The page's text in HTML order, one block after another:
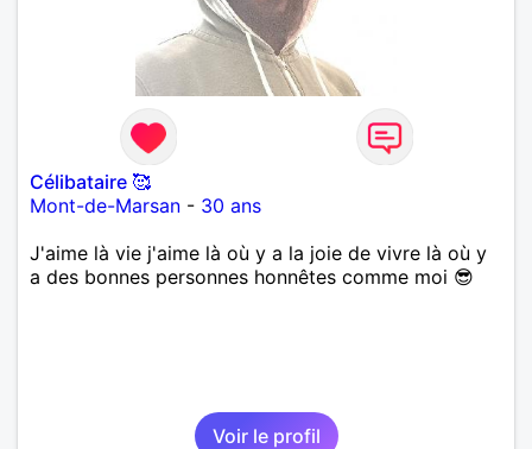
Célibataire 🥰
Mont-de-Marsan - 30 ans
J'aime là vie j'aime là où y a la joie de vivre là où y
a des bonnes personnes honnêtes comme moi 😎
Voir le profil